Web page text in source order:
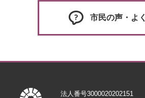
市民の声・よ
法人番号3000020202151